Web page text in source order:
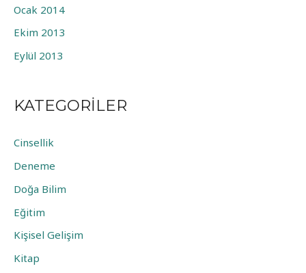
Ocak 2014
Ekim 2013
Eylül 2013
KATEGORILER
Cinsellik
Deneme
Doğa Bilim
Eğitim
Kişisel Gelişim
Kitap